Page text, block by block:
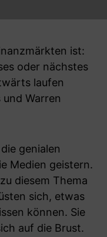
ist:
oder nächstes
laufen
Warren
genialen
Medien geistern.
diesem Thema
sich, etwas
können. Sie
auf die Brust.